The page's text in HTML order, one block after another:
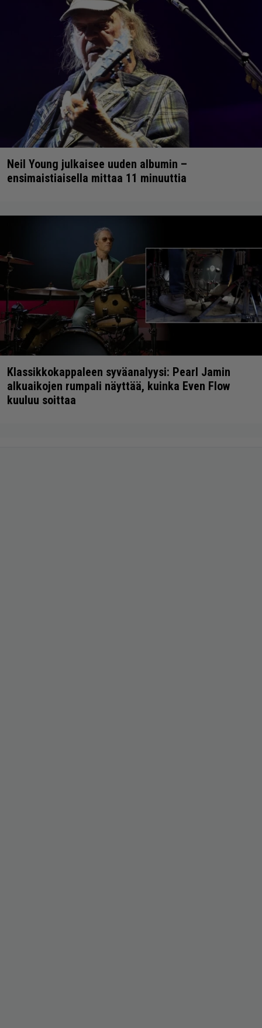
Neil Young julkaisee uuden albumin –
ensimaistiaisella mittaa 11 minuuttia
Klassikkokappaleen syväanalyysi: Pearl Jamin
alkuaikojen rumpali näyttää, kuinka Even Flow
kuuluu soittaa